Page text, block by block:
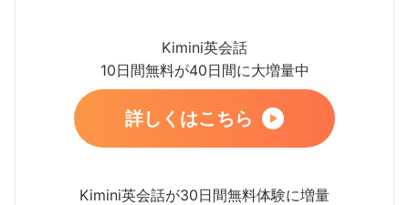
Kimini英会話
10日間無料が40日間に大増量中
詳しくはこちら
Kimini英会話が30日間無料体験に増量